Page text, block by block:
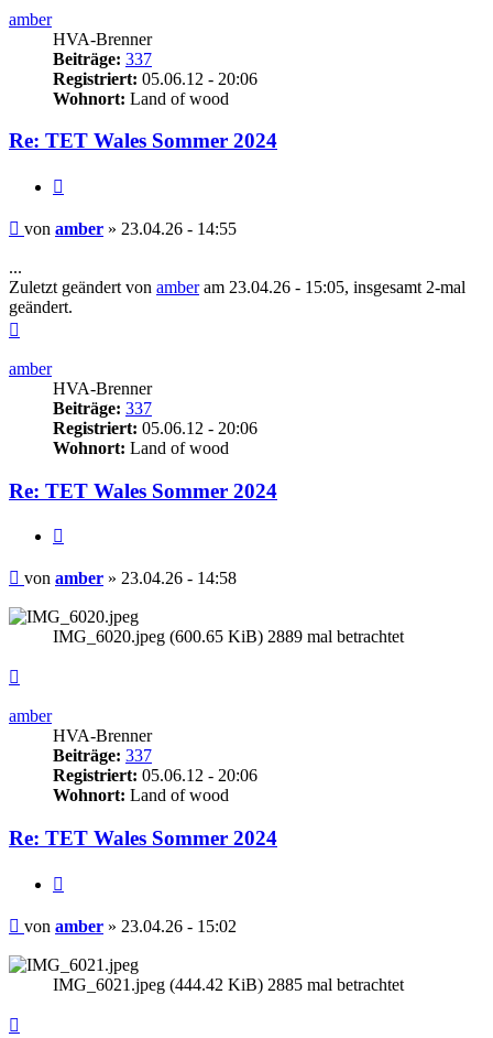
amber
HVA-Brenner
Beiträge: 337
Registriert: 05.06.12 - 20:06
Wohnort: Land of wood
Re: TET Wales Sommer 2024
Beitrag
von amber » 23.04.26 - 14:55
...
Zuletzt geändert von amberam 23.04.26 - 15:05, insgesamt 2-mal
geändert.
amber
HVA-Brenner
Beiträge: 337
Registriert: 05.06.12 - 20:06
Wohnort: Land of wood
Re: TET Wales Sommer 2024
Beitrag
von amber » 23.04.26 - 14:58
IMG_6020.jpeg (600.65 KiB) 2889 mal betrachtet
amber
HVA-Brenner
Beiträge: 337
Registriert: 05.06.12 - 20:06
Wohnort: Land of wood
Re: TET Wales Sommer 2024
Beitrag
von amber » 23.04.26 - 15:02
IMG_6021.jpeg (444.42 KiB) 2885 mal betrachtet